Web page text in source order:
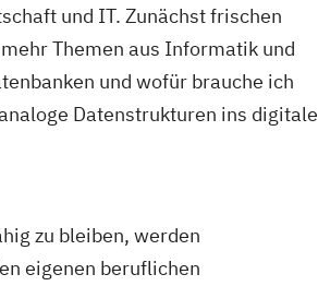
und IT. Zunächst frischen
Themen aus Informatik und
und wofür brauche ich
Datenstrukturen ins digitale
zu bleiben, werden
eigenen beruflichen